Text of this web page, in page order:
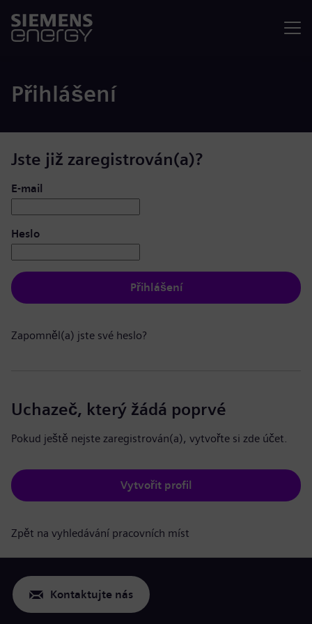
Přihlášení
Jste již zaregistrován(a)?
Přihlášení: uživatel a heslo
E-mail
Heslo
Přihlášení
Zapomněl(a) jste své heslo?
Uchazeč, který žádá poprvé
Pokud ještě nejste zaregistrován(a), vytvořte si zde účet.
Vytvořit profil
Zpět na vyhledávání pracovních míst
Kontaktujte nás